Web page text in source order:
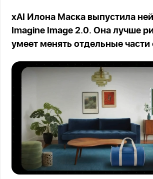
xAI Илона Маска выпустила
Imagine Image 2.0. Она лучше
умеет менять отдельные части